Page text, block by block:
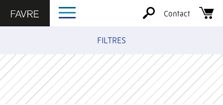
Contact
FILTRES